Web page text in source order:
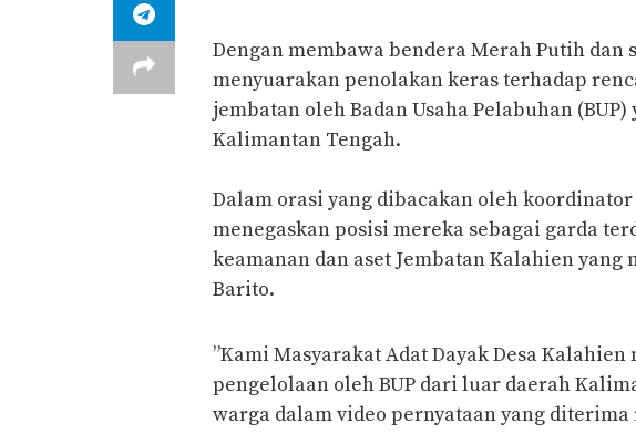
​Dengan membawa bendera Merah Putih
menyuarakan penolakan keras terhadap
jembatan oleh Badan Usaha Pelabuhan
Kalimantan Tengah.
Dalam orasi yang dibacakan oleh
menegaskan posisi mereka sebagai garda
keamanan dan aset Jembatan Kalahien yang
Barito.
​”Kami Masyarakat Adat Dayak Desa
pengelolaan oleh BUP dari luar daerah
warga dalam video pernyataan yang diterima